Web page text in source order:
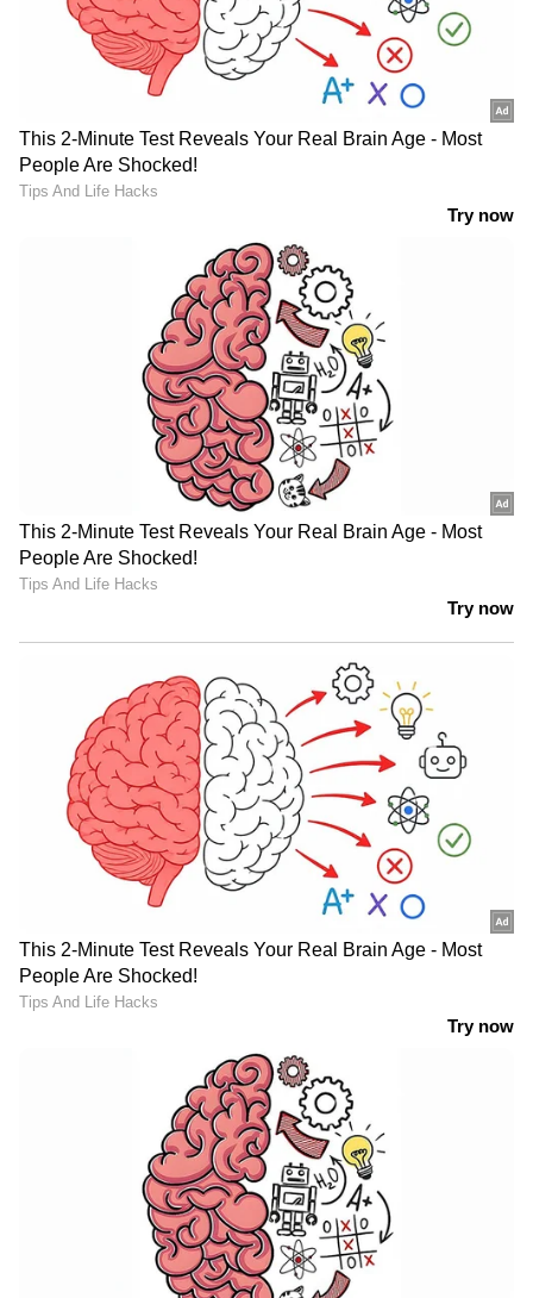
സ്വീകരിക്കണം
LATEST VIDEOS
നിതിൻ രാജിന്റെ മരണം; നിതിന്റെ
കുടുംബത്തിന്റെ മൊഴി
വീണ്ടുമെടുക്കും
കനത്ത മഴയിൽ തൃശൂരും വീണു;
ജാഗ്രത നിർദേശം, വിദ്യാഭ്യാസ
സ്ഥാപനങ്ങൾക്ക് ഇന്ന് അവധി